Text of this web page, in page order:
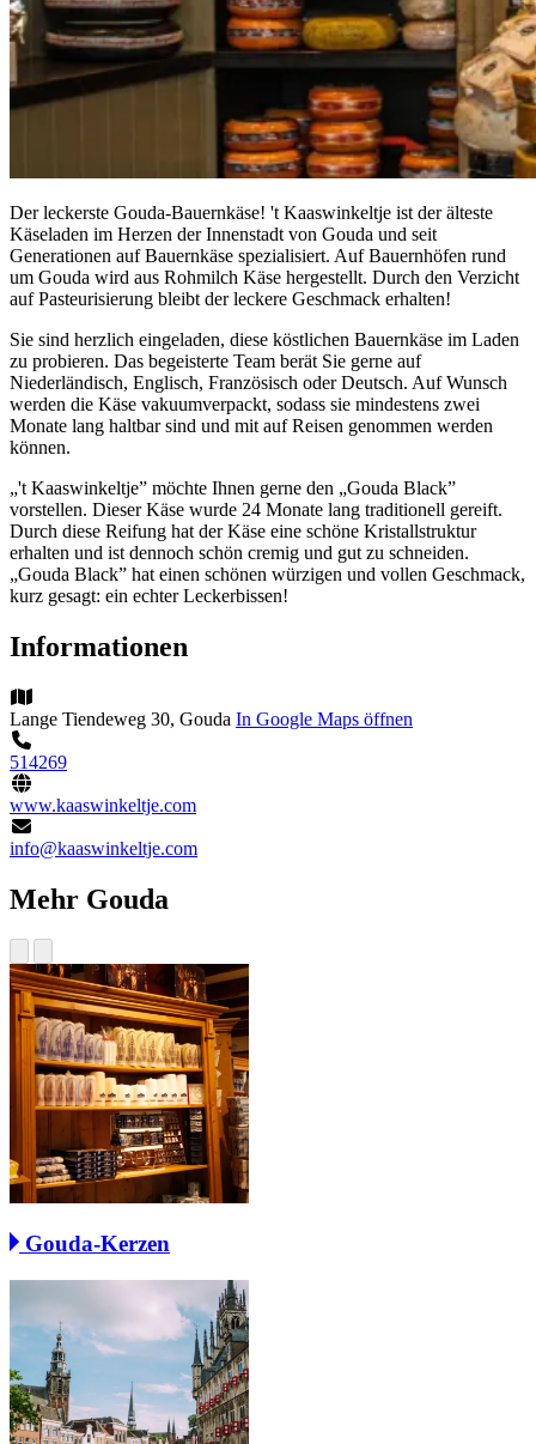
Der leckerste Gouda-Bauernkäse! 't Kaaswinkeltje ist der älteste
Käseladen im Herzen der Innenstadt von Gouda und seit
Generationen auf Bauernkäse spezialisiert. Auf Bauernhöfen rund
um Gouda wird aus Rohmilch Käse hergestellt. Durch den Verzicht
auf Pasteurisierung bleibt der leckere Geschmack erhalten!
Sie sind herzlich eingeladen, diese köstlichen Bauernkäse im Laden
zu probieren. Das begeisterte Team berät Sie gerne auf
Niederländisch, Englisch, Französisch oder Deutsch. Auf Wunsch
werden die Käse vakuumverpackt, sodass sie mindestens zwei
Monate lang haltbar sind und mit auf Reisen genommen werden
können.
„'t Kaaswinkeltje” möchte Ihnen gerne den „Gouda Black”
vorstellen. Dieser Käse wurde 24 Monate lang traditionell gereift.
Durch diese Reifung hat der Käse eine schöne Kristallstruktur
erhalten und ist dennoch schön cremig und gut zu schneiden.
„Gouda Black” hat einen schönen würzigen und vollen Geschmack,
kurz gesagt: ein echter Leckerbissen!
Informationen
Lange Tiendeweg 30, Gouda In Google Maps öffnen
514269
www.kaaswinkeltje.com
info@kaaswinkeltje.com
Mehr Gouda
Gouda-Kerzen